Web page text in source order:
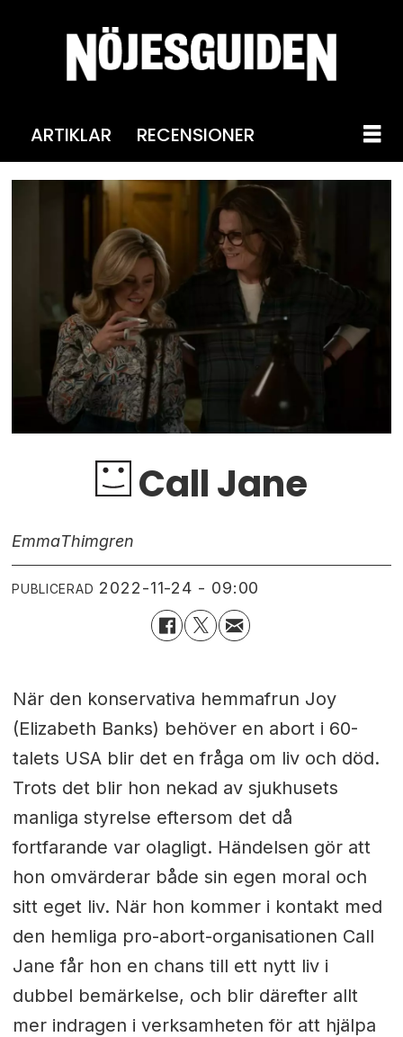
ARTIKLAR RECENSIONER
Call Jane
EmmaThimgren
PUBLICERAD 2022-11-24 - 09:00
När den konservativa hemmafrun Joy
(Elizabeth Banks) behöver en abort i 60-
talets USA blir det en fråga om liv och död.
Trots det blir hon nekad av sjukhusets
manliga styrelse eftersom det då
fortfarande var olagligt. Händelsen gör att
hon omvärderar både sin egen moral och
sitt eget liv. När hon kommer i kontakt med
den hemliga pro-abort-organisationen Call
Jane får hon en chans till ett nytt liv i
dubbel bemärkelse, och blir därefter allt
mer indragen i verksamheten för att hjälpa